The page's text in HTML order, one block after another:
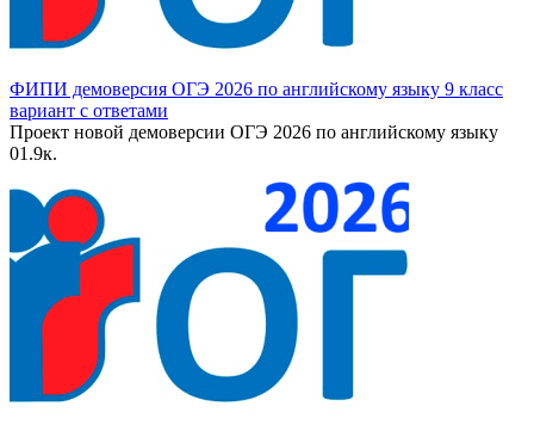
ФИПИ демоверсия ОГЭ 2026 по английскому языку 9 класс
вариант с ответами
Проект новой демоверсии ОГЭ 2026 по английскому языку
01.9к.